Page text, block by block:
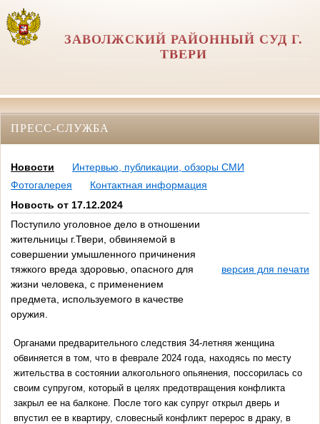
ЗАВОЛЖСКИЙ РАЙОННЫЙ СУД Г.
ТВЕРИ
ПРЕСС-СЛУЖБА
Новости
Интервью, публикации, обзоры СМИ
Фотогалерея
Контактная информация
Новость от 17.12.2024
Поступило уголовное дело в отношении
жительницы г.Твери, обвиняемой в
совершении умышленного причинения
тяжкого вреда здоровью, опасного для
жизни человека, с применением
предмета, используемого в качестве
оружия.
версия для печати
Органами предварительного следствия 34-летняя женщина
обвиняется в том, что в феврале 2024 года, находясь по месту
жительства в состоянии алкогольного опьянения, поссорилась со
своим супругом, который в целях предотвращения конфликта
закрыл ее на балконе. После того как супруг открыл дверь и
впустил ее в квартиру, словесный конфликт перерос в драку, в